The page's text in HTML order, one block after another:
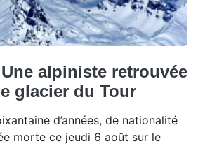
alpiniste retrouvée
glacier du Tour
d’années, de nationalité
morte ce jeudi 6 août sur le